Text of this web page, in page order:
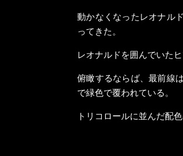
動かなくなったレオナル
ってきた。
レオナルドを囲んでいた
俯瞰するならば、最前線
で緑色で覆われている。
トリコロールに並んだ配